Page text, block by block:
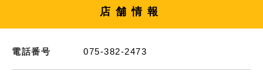
店舗情報
電話番号 075-382-2473